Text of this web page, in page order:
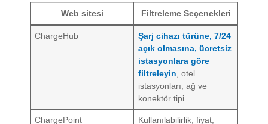
Web sitesi Filtreleme Seçenekleri
ChargeHub
Şarj cihazı türüne, 7/24
açık olmasına, ücretsiz
istasyonlara göre
filtreleyin , otel
istasyonları, ağ ve
konektör tipi.
ChargePoint
Kullanılabilirlik, fiyat,